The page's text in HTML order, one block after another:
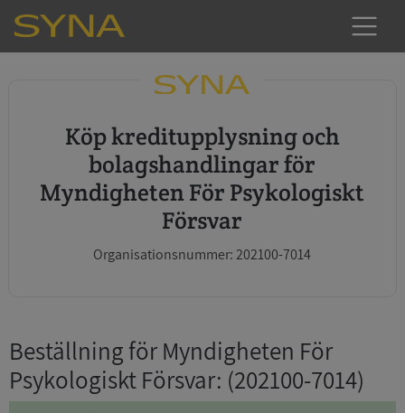
Köp kreditupplysning och
bolagshandlingar för
Myndigheten För Psykologiskt
Försvar
Organisationsnummer: 202100-7014
Beställning för Myndigheten För
Psykologiskt Försvar: (202100-7014)